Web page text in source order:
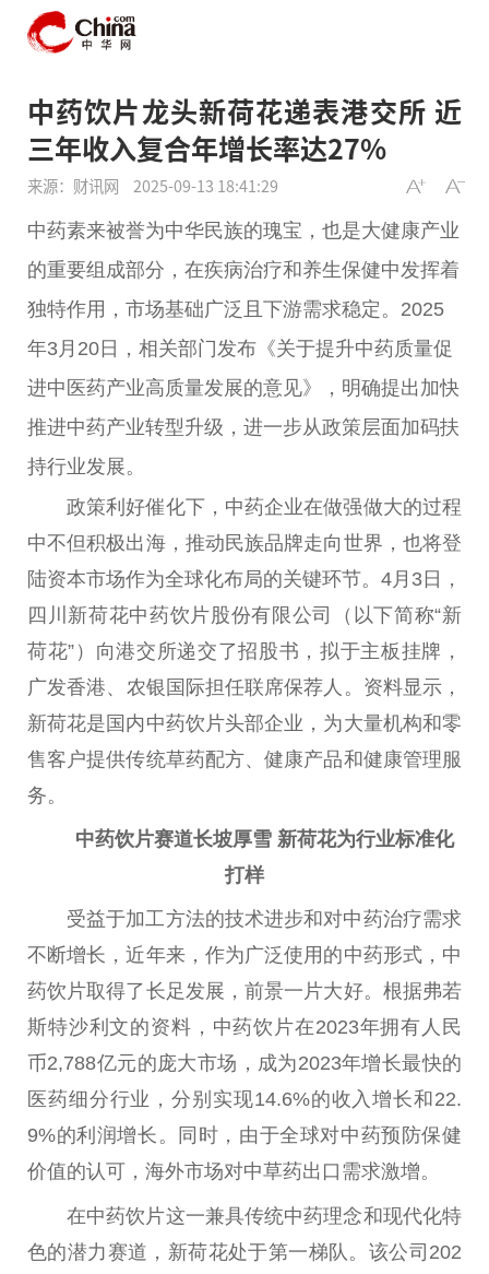
中药饮片龙头新荷花递表港交所 近
三年收入复合年增长率达27%
来源：财讯网 2025-09-13 18:41:29
中药素来被誉为中华民族的瑰宝，也是大健康产业
的重要组成部分，在疾病治疗和养生保健中发挥着
独特作用，市场基础广泛且下游需求稳定。2025
年3月20日，相关部门发布《关于提升中药质量促
进中医药产业高质量发展的意见》，明确提出加快
推进中药产业转型升级，进一步从政策层面加码扶
持行业发展。
政策利好催化下，中药企业在做强做大的过程
中不但积极出海，推动民族品牌走向世界，也将登
陆资本市场作为全球化布局的关键环节。4月3日，
四川新荷花中药饮片股份有限公司（以下简称“新
荷花”）向港交所递交了招股书，拟于主板挂牌，
广发香港、农银国际担任联席保荐人。资料显示，
新荷花是国内中药饮片头部企业，为大量机构和零
售客户提供传统草药配方、健康产品和健康管理服
务。
中药饮片赛道长坡厚雪 新荷花为行业标准化
打样
受益于加工方法的技术进步和对中药治疗需求
不断增长，近年来，作为广泛使用的中药形式，中
药饮片取得了长足发展，前景一片大好。根据弗若
斯特沙利文的资料，中药饮片在2023年拥有 人民
币2,788亿元的庞大市场，成为2023年增长最快的
医药细分行业，分别实现14.6%的收入增长和22.
9%的利润增长。同时，由于全球对中药预防保健
价值的认可，海外市场对中草药出口需求激增。
在中药饮片这一兼具传统中药理念和现代化特
色的潜力赛道，新荷花处于第一梯队。该公司202